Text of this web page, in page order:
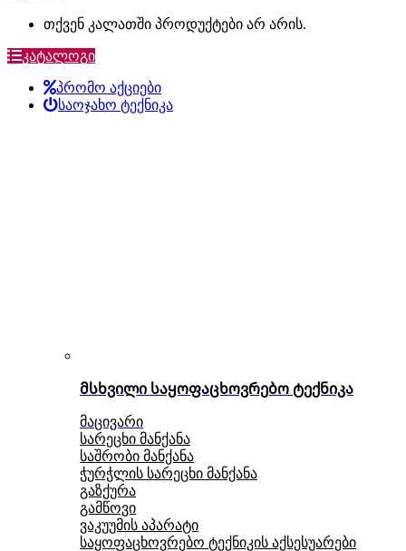
თქვენ კალათში პროდუქტები არ არის.
კატალოგი
პრომო აქციები
საოჯახო ტექნიკა
მსხვილი საყოფაცხოვრებო ტექნიკა
მაცივარი
სარეცხი მანქანა
საშრობი მანქანა
ჭურჭლის სარეცხი მანქანა
გაზქურა
გამწოვი
ვაკუუმის აპარატი
საყოფაცხოვრებო ტექნიკის აქსესუარები